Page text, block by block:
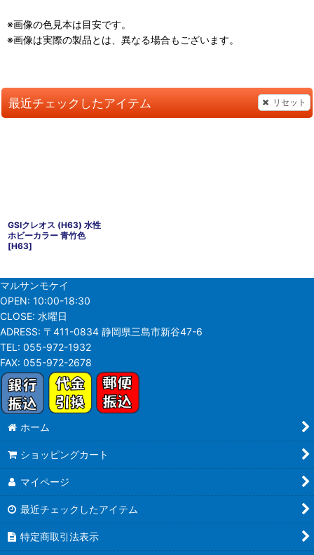
※画像の色見本は目安です。
※画像は実際の製品とは、異なる場合もございます。
最近チェックしたアイテム リセット
GSIクレオス (H63) 水性
ホビーカラー 青竹色
[H63]
マルサンモケイ
OPEN: 10:00-18:30
CLOSE: 水曜日
ADRESS: 〒411-0834 静岡県三島市新谷47-6
TEL: 055-972-1932
FAX: 055-972-2678
ホーム
ショッピングカート
マイページ
最近チェックしたアイテム
特定商取引法表示